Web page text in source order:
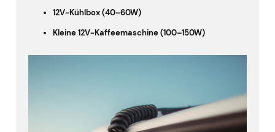
12V-Kühlbox (40–60W)
Kleine 12V-Kaffeemaschine (100–150W)